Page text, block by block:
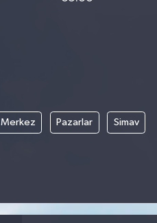
Merkez Pazarlar Simav